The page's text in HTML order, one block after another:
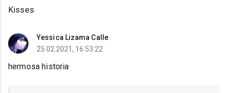
Kisses
Yessica Lizama Calle
25.02.2021, 16:53:22
hermosa historia